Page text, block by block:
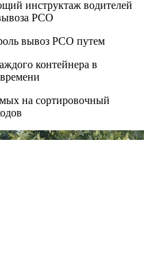
инструктаж водителей
РСО
вывоз РСО путем
контейнера в
на сортировочный